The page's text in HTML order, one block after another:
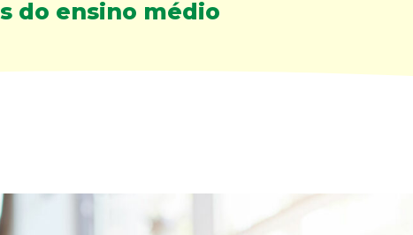
do ensino médio